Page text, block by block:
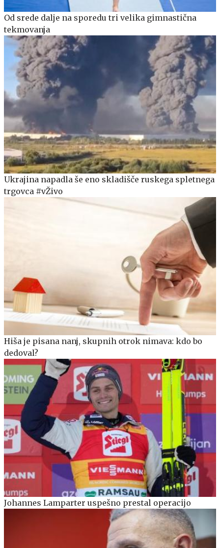
Od srede dalje na sporedu tri velika gimnastična
tekmovanja
Ukrajina napadla še eno skladišče ruskega spletnega
trgovca #vŽivo
Hiša je pisana nanj, skupnih otrok nimava: kdo bo
dedoval?
Johannes Lamparter uspešno prestal operacijo